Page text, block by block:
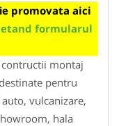
promovata aici
formularul
montaj
pentru
vulcanizare,
hala